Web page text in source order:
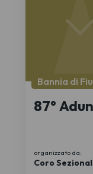
Bannia di
87°
organizzato da:
Coro